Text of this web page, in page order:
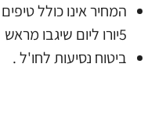
המחיר אינו כולל
5יורו ליום שיגבו מראש
ביטוח נסיעות לחו'ל .